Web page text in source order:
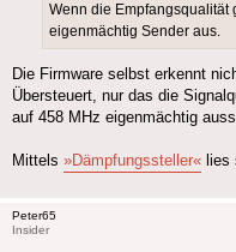
Wenn die Empfangsqualität
eigenmächtig Sender aus.
Die Firmware selbst erkennt
Übersteuert, nur das die
auf 458 MHz eigenmächtig
Mittels »Dämpfungssteller« lies
Peter65
Insider